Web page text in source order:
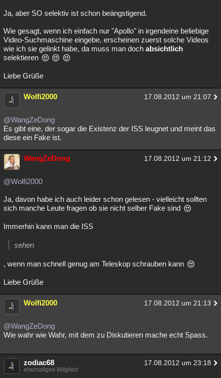
Übersichten
Besucht Teilgenommen Alle Neue Geschlossen
Ja, aber SO selektiv ist schon beängstigend.
Wie gesagt, wenn ich einfach nur "Apollo" in irgendeine beliebige
Video-Suchmaschine eingebe, erscheinen zuerst solche Videos
wie ich sie gelinkt habe, da muss man doch absichtlich
selektieren
Liebe Grüße
Wolfi2000 17.08.2012 um 21:07
@WangZeDong
Es gibt eine, der sogar die Existenz der ISS leugnet und meint das
diese ein Fake ist.
WangZeDong 17.08.2012 um 21:12
@Wolfi2000
Ja, davon habe ich auch leider schon gelesen - vielleicht sollten
sich manche Leute fragen ob sie nicht selber Fake sind
Immerhin kann man die ISS
sehen
, wenn man schnell genug am Teleskop schrauben kann
Liebe Grüße
Wolfi2000 17.08.2012 um 21:13
@WangZeDong
Wie wahr wie Wahr, mit dem zu Diskutieren mache echt Spass.
zodiac68 17.08.2012 um 23:18
ehemaliges Mitglied